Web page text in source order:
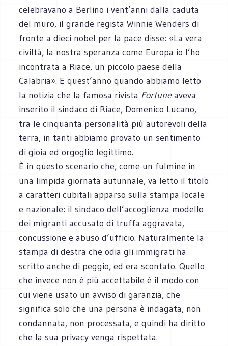
celebravano a Berlino i vent’anni dalla caduta
del muro, il grande regista Winnie Wenders di
fronte a dieci nobel per la pace disse: «La vera
civiltà, la nostra speranza come Europa io l’ho
incontrata a Riace, un piccolo paese della
Calabria». E quest’anno quando abbiamo letto
la notizia che la famosa rivista Fortuneaveva
inserito il sindaco di Riace, Domenico Lucano,
tra le cinquanta personalità più autorevoli della
terra, in tanti abbiamo provato un sentimento
di gioia ed orgoglio legittimo.
È in questo scenario che, come un fulmine in
una limpida giornata autunnale, va letto il titolo
a caratteri cubitali apparso sulla stampa locale
e nazionale: il sindaco dell’accoglienza modello
dei migranti accusato di truffa aggravata,
concussione e abuso d’ufficio. Naturalmente la
stampa di destra che odia gli immigrati ha
scritto anche di peggio, ed era scontato. Quello
che invece non è più accettabile è il modo con
cui viene usato un avviso di garanzia, che
significa solo che una persona è indagata, non
condannata, non processata, e quindi ha diritto
che la sua privacy venga rispettata.